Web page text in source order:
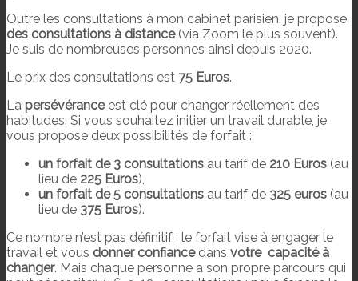
Outre les consultations à mon cabinet parisien, je propose
des consultations à distance(via Zoom le plus souvent).
Je suis de nombreuses personnes ainsi depuis 2020.
Le prix des consultations est 75 Euros.
La persévéranceest clé pour changer réellement des
habitudes. Si vous souhaitez initier un travail durable, je
vous propose deux possibilités de forfait :
un forfait de 3 consultations au tarif de 210 Euros (au
lieu de 225 Euros),
un forfait de 5 consultations au tarif de 325 euros (au
lieu de 375 Euros).
Ce nombre n’est pas définitif : le forfait vise à engager le
travail et vous donner confiancedans votre capacité à
changer. Mais chaque personne a son propre parcours qui